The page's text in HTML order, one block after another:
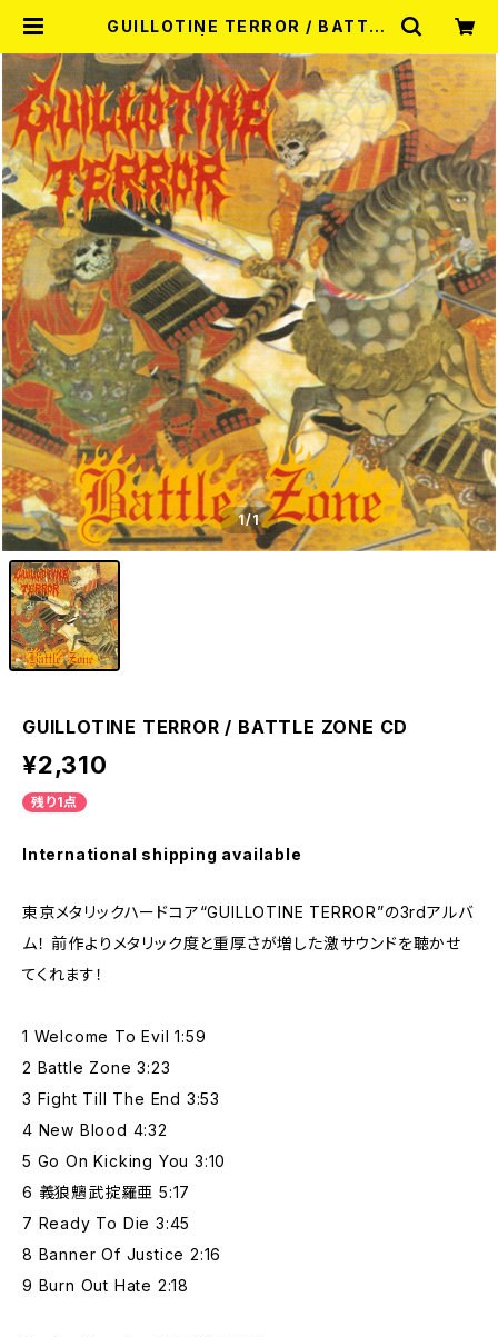
GUILLOTINE TERROR / BATTLE
ERY
1/1
GUILLOTINE TERROR / BATTLE ZONE CD
¥2,310
残り1点
International shipping available
東京メタリックハードコア“GUILLOTINE TERROR”の3rdアルバ
ム！ 前作よりメタリック度と重厚さが増した激サウンドを聴かせ
てくれます！
1 Welcome To Evil 1:59
2 Battle Zone 3:23
3 Fight Till The End 3:53
4 New Blood 4:32
5 Go On Kicking You 3:10
6 義狼魑武掟羅亜 5:17
7 Ready To Die 3:45
8 Banner Of Justice 2:16
9 Burn Out Hate 2:18